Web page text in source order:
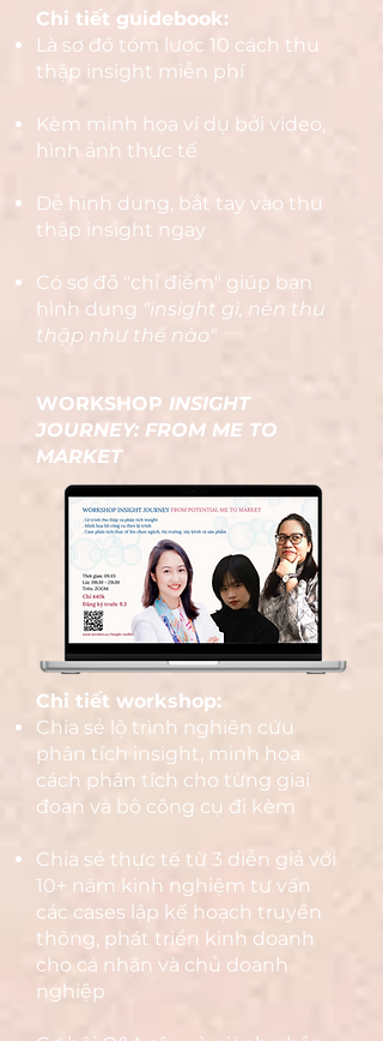
Chi tiết guidebook:
Là sơ đồ tóm lược 10 cách thu
thập insight miễn phí
Kèm minh họa ví dụ bởi video,
hình ảnh thực tế
Dễ hình dung, bắt tay vào thu
thập insight ngay
Có sơ đồ "chỉ điểm" giúp bạn
hình dung "insight gì, nên thu
thập như thế nào"
WORKSHOP INSIGHT
JOURNEY: FROM ME TO
MARKET
​​Chi tiết workshop:
Chia sẻ lộ trình nghiên cứu
phân tích insight, minh họa
cách phân tích cho từng giai
đoạn và bộ công cụ đi kèm
Chia sẻ thực tế từ 3 diễn giả với
10+ năm kinh nghiệm tư vấn
các cases lập kế hoạch truyền
thông, phát triển kinh doanh
cho cá nhân và chủ doanh
nghiệp